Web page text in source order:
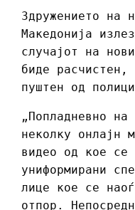
Здружението на
Македонија
случајот на
биде
пуштен од
„Попладневно
неколку онлајн
видео од кое се
униформирани
лице кое се
отпор.